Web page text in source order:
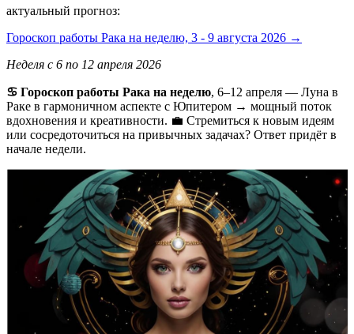
актуальный прогноз:
Гороскоп работы Рака на неделю, 3 - 9 августа 2026 →
Неделя с 6 по 12 апреля 2026
♋ Гороскоп работы Рака на неделю, 6–12 апреля — Луна в
Раке в гармоничном аспекте с Юпитером → мощный поток
вдохновения и креативности. 💼 Стремиться к новым идеям
или сосредоточиться на привычных задачах? Ответ придёт в
начале недели.